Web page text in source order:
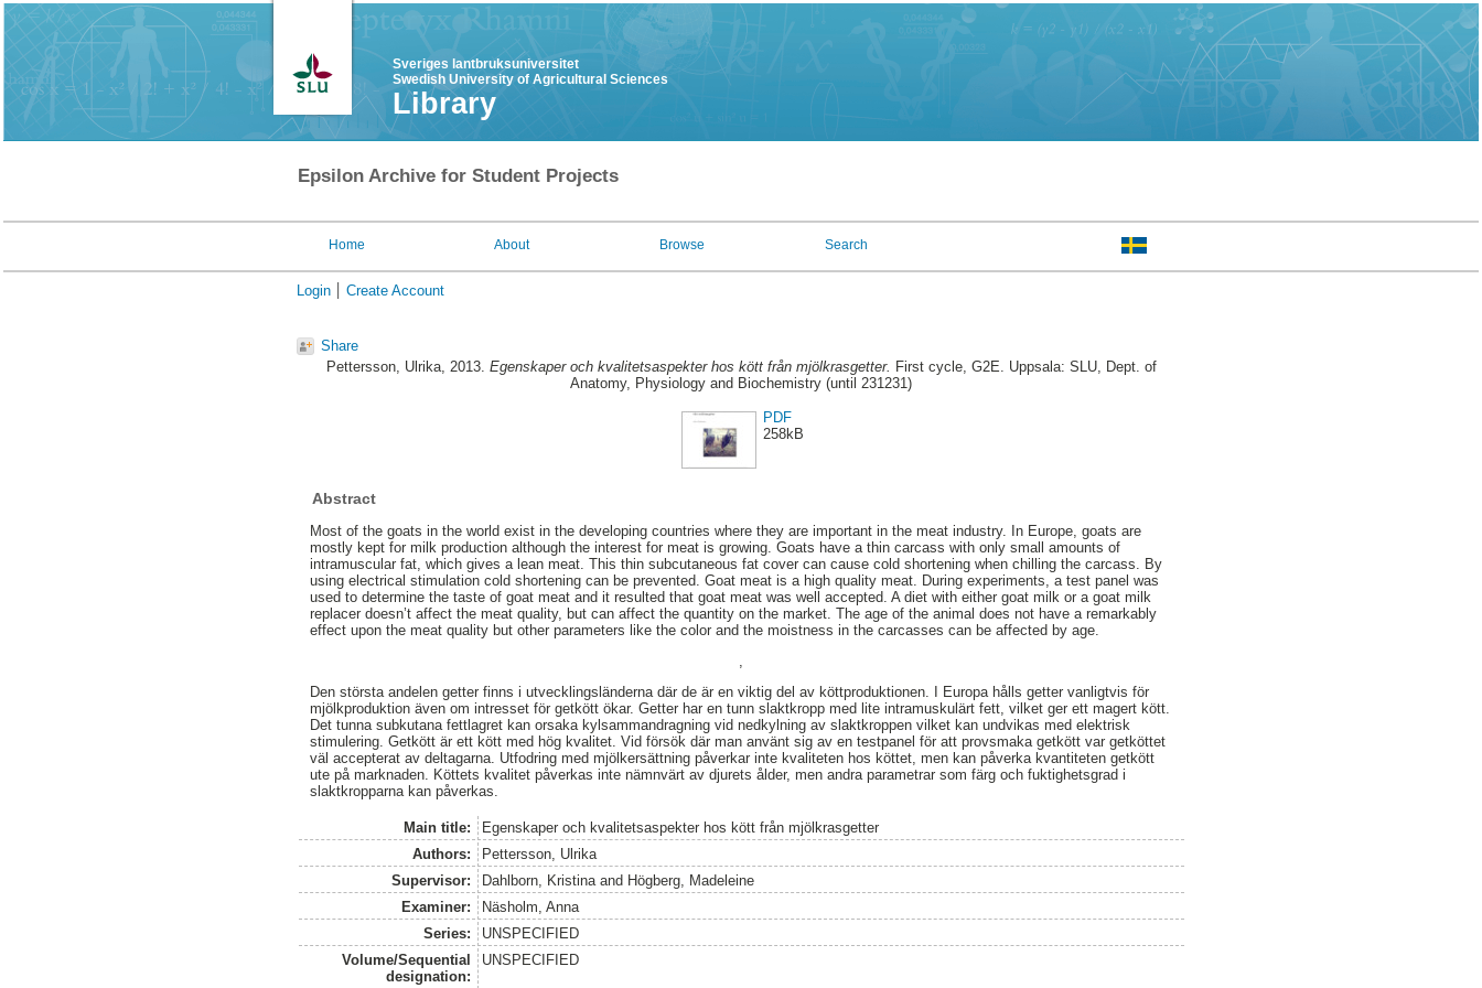
Sveriges lantbruksuniversitet
Swedish University of Agricultural Sciences
Library
Epsilon Archive for Student Projects
Home About Browse Search
Login Create Account
Share
Pettersson, Ulrika, 2013. Egenskaper och kvalitetsaspekter hos kött från mjölkrasgetter. First cycle, G2E. Uppsala: SLU, Dept. of
Anatomy, Physiology and Biochemistry (until 231231)
PDF
258kB
Abstract
Most of the goats in the world exist in the developing countries where they are important in the meat industry. In Europe, goats are
mostly kept for milk production although the interest for meat is growing. Goats have a thin carcass with only small amounts of
intramuscular fat, which gives a lean meat. This thin subcutaneous fat cover can cause cold shortening when chilling the carcass. By
using electrical stimulation cold shortening can be prevented. Goat meat is a high quality meat. During experiments, a test panel was
used to determine the taste of goat meat and it resulted that goat meat was well accepted. A diet with either goat milk or a goat milk
replacer doesn’t affect the meat quality, but can affect the quantity on the market. The age of the animal does not have a remarkably
effect upon the meat quality but other parameters like the color and the moistness in the carcasses can be affected by age.
Den största andelen getter finns i utvecklingsländerna där de är en viktig del av köttproduktionen. I Europa hålls getter vanligtvis för
mjölkproduktion även om intresset för getkött ökar. Getter har en tunn slaktkropp med lite intramuskulärt fett, vilket ger ett magert kött.
Det tunna subkutana fettlagret kan orsaka kylsammandragning vid nedkylning av slaktkroppen vilket kan undvikas med elektrisk
stimulering. Getkött är ett kött med hög kvalitet. Vid försök där man använt sig av en testpanel för att provsmaka getkött var getköttet
väl accepterat av deltagarna. Utfodring med mjölkersättning påverkar inte kvaliteten hos köttet, men kan påverka kvantiteten getkött
ute på marknaden. Köttets kvalitet påverkas inte nämnvärt av djurets ålder, men andra parametrar som färg och fuktighetsgrad i
slaktkropparna kan påverkas.
Main title:
Egenskaper och kvalitetsaspekter hos kött från mjölkrasgetter
Authors:
Pettersson, Ulrika
Supervisor:
Dahlborn, Kristinaand Högberg, Madeleine
Examiner:
Näsholm, Anna
Series:
UNSPECIFIED
Volume/Sequential
designation:
UNSPECIFIED